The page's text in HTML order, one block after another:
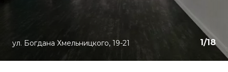
1/18
ул. Богдана Хмельницкого, 19-21